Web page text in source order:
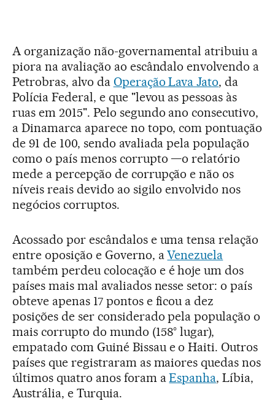
A organização não-governamental atribuiu a
piora na avaliação ao escândalo envolvendo a
Petrobras, alvo da Operação Lava Jato, da
Polícia Federal, e que "levou as pessoas às
ruas em 2015". Pelo segundo ano consecutivo,
a Dinamarca aparece no topo, com pontuação
de 91 de 100, sendo avaliada pela população
como o país menos corrupto —o relatório
mede a percepção de corrupção e não os
níveis reais devido ao sigilo envolvido nos
negócios corruptos.
Acossado por escândalos e uma tensa relação
entre oposição e Governo, aVenezuela
também perdeu colocação e é hoje um dos
países mais mal avaliados nesse setor: o país
obteve apenas 17 pontos e ficou a dez
posições de ser considerado pela população o
mais corrupto do mundo (158° lugar),
empatado com Guiné Bissau e o Haiti. Outros
países que registraram as maiores quedas nos
últimos quatro anos foram aEspanha, Líbia,
Austrália, e Turquia.